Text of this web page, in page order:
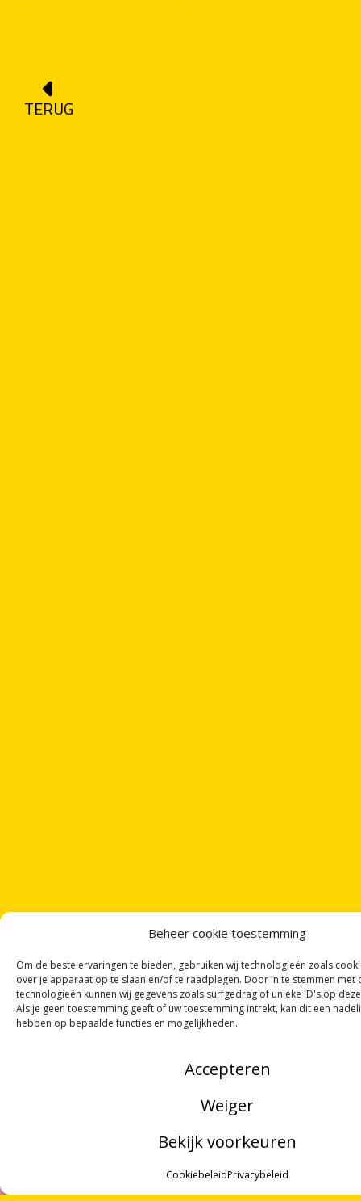
Beheer cookie toestemming
Om de beste ervaringen te bieden, gebruiken wij technologieën zoals
over je apparaat op te slaan en/of te raadplegen. Door in te stemmen met
technologieën kunnen wij gegevens zoals surfgedrag of unieke ID's op
Als je geen toestemming geeft of uw toestemming intrekt, kan dit een
hebben op bepaalde functies en mogelijkheden.
Accepteren
Weiger
Bekijk voorkeuren
CookiebeleidPrivacybeleid
TERUG
VIER GEDICHTENPER MAAND
NIEUWSBRIEF!